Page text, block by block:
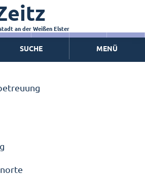
Christian Thieme
an der Weißen Elster
SUCHE MENÜ